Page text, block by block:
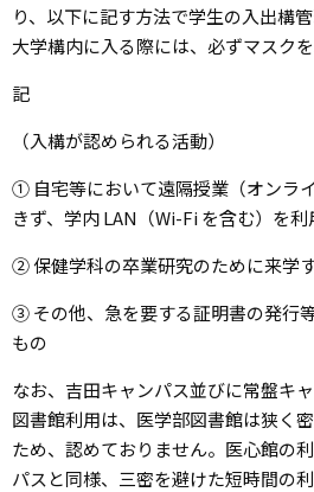
り、以下に記す方法で学生の入出構
大学構内に入る際には、必ずマスク
記
（入構が認められる活動）
① 自宅等において遠隔授業（オンラ
きず、学内 LAN（Wi-Fi を含む）を
② 保健学科の卒業研究のために来学
③ その他、急を要する証明書の発行
もの
なお、吉田キャンパス並びに常盤キ
図書館利用は、医学部図書館は狭く
ため、認めておりません。医心館の
パスと同様、三密を避けた短時間の